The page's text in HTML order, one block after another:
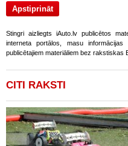
Stingri aizliegts iAuto.lv publicētos
interneta portālos, masu
publicētajiem materiāliem bez rakstiskas
CITI RAKSTI